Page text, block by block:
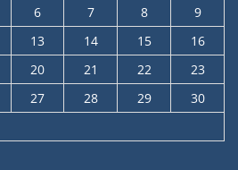
6 7 8
9
13 14 15
16
20 21 22
23
27 28 29
30